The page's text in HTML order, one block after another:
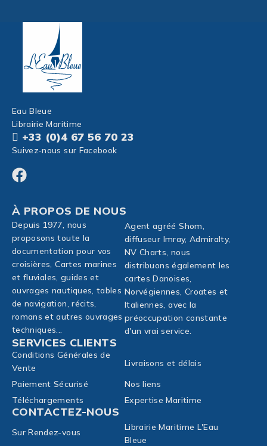
Eau Bleue
Librairie Maritime
+33 (0)4 67 56 70 23
Suivez-nous sur Facebook
À PROPOS DE NOUS
Depuis 1977, nous
proposons toute la
documentation pour vos
croisières, Cartes marines
et fluviales, guides et
ouvrages nautiques, tables
de navigation, récits,
romans et autres ouvrages
techniques...
Agent agréé Shom,
diffuseur Imray, Admiralty,
NV Charts, nous
distribuons également les
cartes Danoises,
Norvégiennes, Croates et
Italiennes, avec la
préoccupation constante
d'un vrai service.
SERVICES CLIENTS
Conditions Générales de
Vente
Livraisons et délais
Paiement Sécurisé
Nos liens
Téléchargements
Expertise Maritime
CONTACTEZ-NOUS
Sur Rendez-vous
Librairie Maritime L'Eau
Bleue